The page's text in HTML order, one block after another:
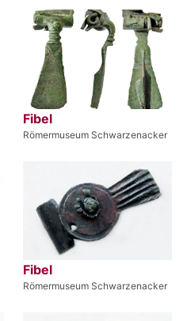
Fibel
Römermuseum Schwarzenacker
Fibel
Römermuseum Schwarzenacker